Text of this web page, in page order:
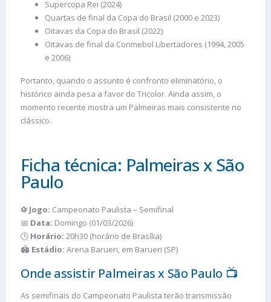
Supercopa Rei (2024)
Quartas de final da Copa do Brasil (2000 e 2023)
Oitavas da Copa do Brasil (2022)
Oitavas de final da Conmebol Libertadores (1994, 2005
e 2006)
Portanto, quando o assunto é confronto eliminatório, o
histórico ainda pesa a favor do Tricolor. Ainda assim, o
momento recente mostra um Palmeiras mais consistente no
clássico.
Ficha técnica: Palmeiras x São
Paulo
⚽ Jogo: Campeonato Paulista – Semifinal
📅 Data: Domingo (01/03/2026)
🕒 Horário: 20h30 (horário de Brasília)
🏟️ Estádio: Arena Barueri, em Barueri (SP)
Onde assistir Palmeiras x São Paulo 📺
As semifinais do Campeonato Paulista terão transmissão